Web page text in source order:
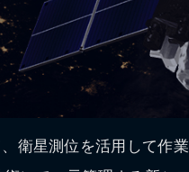
衛星測位を活用して作業